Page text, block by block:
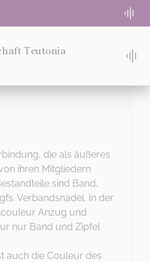
Teutonia
TACH!
IDEE
die als äußeres
ihren Mitgliedern
sind Band,
Verbandsnadel. In der
Anzug und
nur Band und Zipfel
auch die Couleur des